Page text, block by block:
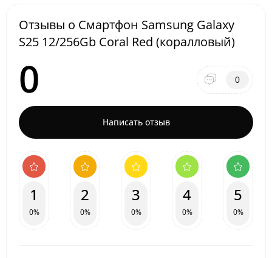
Отзывы о Смартфон Samsung Galaxy
S25 12/256Gb Coral Red (коралловый)
0 0
Написать отзыв
1
0%
2
0%
3
0%
4
0%
5
0%